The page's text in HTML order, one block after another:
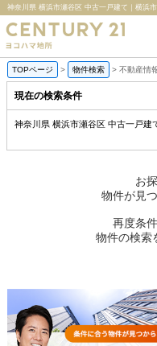
神奈川県 横浜市瀬谷区 中古一戸建て｜横浜
TOPページ > 物件検索 > 不動産情
現在の検索条件
神奈川県 横浜市瀬谷区 中古一戸建
お
物件が見
再度条
物件の検索